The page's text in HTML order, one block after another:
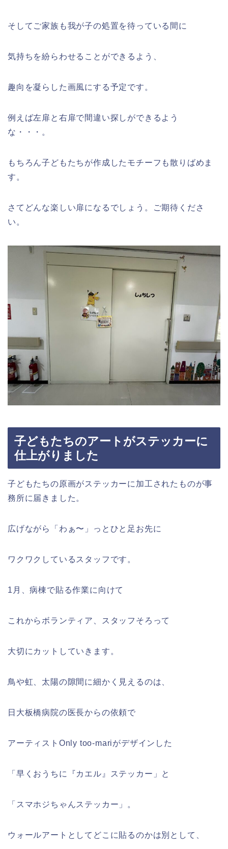
そしてご家族も我が子の処置を待っている間に
気持ちを紛らわせることができるよう、
趣向を凝らした画風にする予定です。
例えば左扉と右扉で間違い探しができるよう
な・・・。
もちろん子どもたちが作成したモチーフも散りばめま
す。
さてどんな楽しい扉になるでしょう。ご期待くださ
い。
子どもたちのアートがステッカーに
仕上がりました
子どもたちの原画がステッカーに加工されたものが事
務所に届きました。
広げながら「わぁ〜」っとひと足お先に
ワクワクしているスタッフです。
1月、病棟で貼る作業に向けて
これからボランティア、スタッフそろって
大切にカットしていきます。
鳥や虹、太陽の隙間に細かく見えるのは、
日大板橋病院の医長からの依頼で
アーティストOnly too-mariがデザインした
「早くおうちに『カエル』ステッカー」と
「スマホジちゃんステッカー」。
ウォールアートとしてどこに貼るのかは別として、